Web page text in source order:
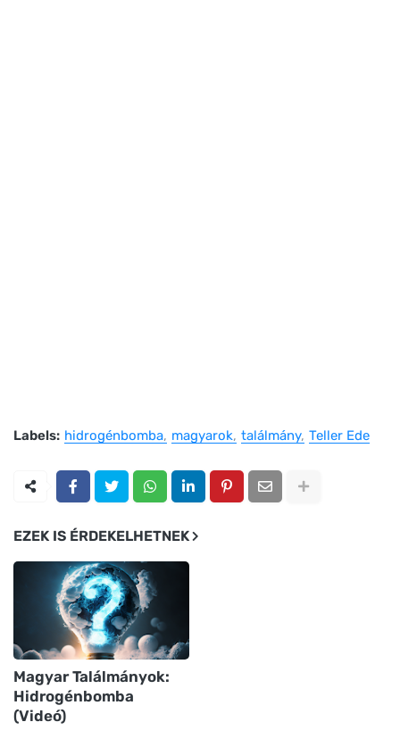
Labels: hidrogénbomba magyarok találmány Teller Ede
EZEK IS ÉRDEKELHETNEK
Magyar Találmányok:
Hidrogénbomba
(Videó)